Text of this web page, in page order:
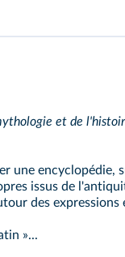
et de
une
issus de
des
»...